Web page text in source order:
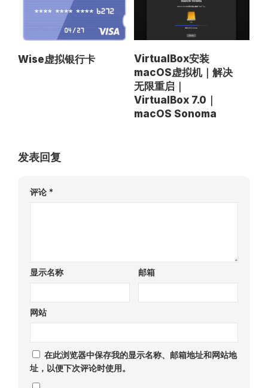
Wise虚拟银行卡
VirtualBox安装
macOS虚拟机｜解决
无限重启｜
VirtualBox 7.0｜
macOS Sonoma
发表回复
评论 *
显示名称 邮箱
网站
在此浏览器中保存我的显示名称、邮箱地址和网站地
址，以便下次评论时使用。